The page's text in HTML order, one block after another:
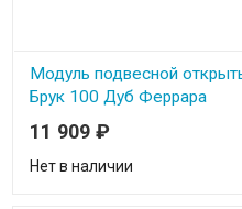
Модуль подвесной
Брук 100 Дуб Феррара
Ширина 100 см
Глубина 44.3 см
11 909 ₽
Нет в наличии